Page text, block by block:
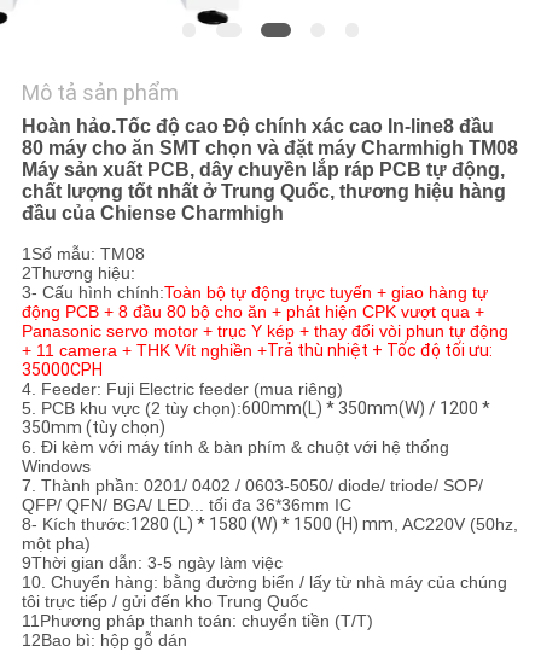
SHOPPING
ON
LINE
SƠ
ĐỒ
TRANG
WEB
CHÍNH
SÁCH
BẢO
MẬT
Mô tả sản phẩm
Hoàn hảo.Tốc độ cao Độ chính xác cao In-line8 đầu
80 máy cho ăn SMT chọn và đặt máy Charmhigh TM08
Máy sản xuất PCB, dây chuyền lắp ráp PCB tự động,
chất lượng tốt nhất ở Trung Quốc, thương hiệu hàng
đầu của Chiense Charmhigh
1Số mẫu: TM08
2Thương hiệu:
3- Cấu hình chính:Toàn bộ tự động trực tuyến + giao hàng tự
động PCB + 8 đầu 80 bộ cho ăn + phát hiện CPK vượt qua +
Panasonic servo motor + trục Y kép + thay đổi vòi phun tự động
+ 11 camera + THK Vít nghiền +Trả thù nhiệt + Tốc độ tối ưu:
35000CPH
4. Feeder: Fuji Electric feeder (mua riêng)
5. PCB khu vực (2 tùy chọn):600mm(L) * 350mm(W) / 1200 *
350mm (tùy chọn)
6. Đi kèm với máy tính & bàn phím & chuột với hệ thống
Windows
7. Thành phần: 0201/ 0402 / 0603-5050/ diode/ triode/ SOP/
QFP/ QFN/ BGA/ LED... tối đa 36*36mm IC
8- Kích thước:1280 (L) * 1580 (W) * 1500 (H) mm, AC220V (50hz,
một pha)
9Thời gian dẫn: 3-5 ngày làm việc
10. Chuyển hàng: bằng đường biển / lấy từ nhà máy của chúng
tôi trực tiếp / gửi đến kho Trung Quốc
11Phương pháp thanh toán: chuyển tiền (T/T)
12Bao bì: hộp gỗ dán